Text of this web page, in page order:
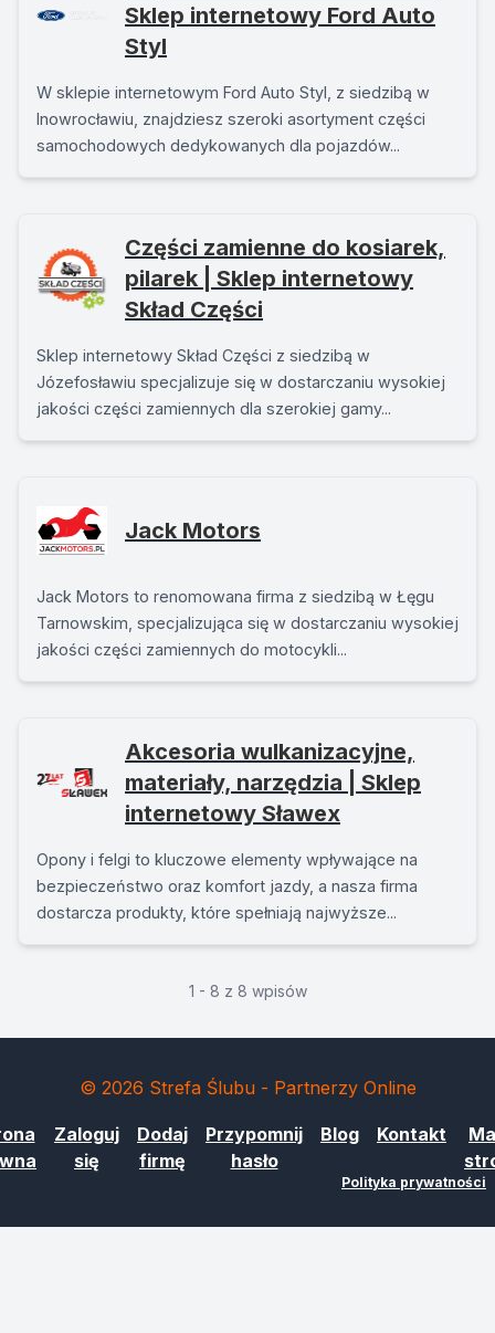
Sklep internetowy Ford Auto
Styl
W sklepie internetowym Ford Auto Styl, z siedzibą w
Inowrocławiu, znajdziesz szeroki asortyment części
samochodowych dedykowanych dla pojazdów...
Części zamienne do kosiarek,
pilarek | Sklep internetowy
Skład Części
Sklep internetowy Skład Części z siedzibą w
Józefosławiu specjalizuje się w dostarczaniu wysokiej
jakości części zamiennych dla szerokiej gamy...
Jack Motors
Jack Motors to renomowana firma z siedzibą w Łęgu
Tarnowskim, specjalizująca się w dostarczaniu wysokiej
jakości części zamiennych do motocykli...
Akcesoria wulkanizacyjne,
materiały, narzędzia | Sklep
internetowy Sławex
Opony i felgi to kluczowe elementy wpływające na
bezpieczeństwo oraz komfort jazdy, a nasza firma
dostarcza produkty, które spełniają najwyższe...
1 - 8 z 8 wpisów
© 2026 Strefa Ślubu - Partnerzy Online
Zaloguj
się
Dodaj
firmę
Przypomnij
hasło
Blog Kontakt
Polityka prywatności